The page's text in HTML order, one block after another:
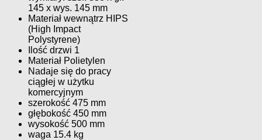
145 x wys. 145 mm
Materiał wewnątrz HIPS
(High Impact
Polystyrene)
Ilość drzwi 1
Materiał Polietylen
Nadaje się do pracy
ciągłej w użytku
komercyjnym
szerokość 475 mm
głębokość 450 mm
wysokość 500 mm
waga 15.4 kg